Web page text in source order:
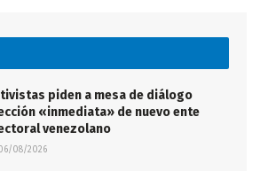
piden a mesa de diálogo
«inmediata» de nuevo ente
venezolano
08/2026